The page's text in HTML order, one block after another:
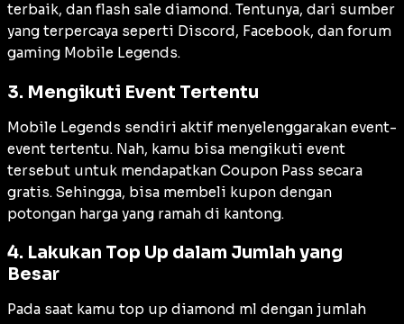
terbaik, dan flash sale diamond. Tentunya, dari sumber
yang terpercaya seperti Discord, Facebook, dan forum
gaming Mobile Legends.
3. Mengikuti Event Tertentu
Mobile Legends sendiri aktif menyelenggarakan event-
event tertentu. Nah, kamu bisa mengikuti event
tersebut untuk mendapatkan Coupon Pass secara
gratis. Sehingga, bisa membeli kupon dengan
potongan harga yang ramah di kantong.
4. Lakukan Top Up dalam Jumlah yang
Besar
Pada saat kamu top up diamond ml dengan jumlah